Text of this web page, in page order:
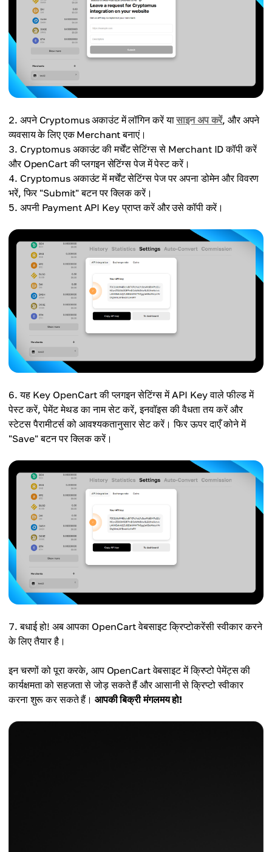
अपने Cryptomus अकाउंट में लॉगिन करें यासाइन अप करें, और अपने
व्यवसाय के लिए एक Merchant बनाएं।
Cryptomus अकाउंट की मर्चेंट सेटिंग्स से Merchant ID कॉपी करें
और OpenCart की प्लगइन सेटिंग्स पेज में पेस्ट करें।
Cryptomus अकाउंट में मर्चेंट सेटिंग्स पेज पर अपना डोमेन और विवरण
भरें, फिर "Submit" बटन पर क्लिक करें।
अपनी Payment API Key प्राप्त करें और उसे कॉपी करें।
यह Key OpenCart की प्लगइन सेटिंग्स में API Key वाले फील्ड में
पेस्ट करें, पेमेंट मेथड का नाम सेट करें, इनवॉइस की वैधता तय करें और
स्टेटस पैरामीटर्स को आवश्यकतानुसार सेट करें। फिर ऊपर दाएँ कोने में
"Save" बटन पर क्लिक करें।
बधाई हो! अब आपका OpenCart वेबसाइट क्रिप्टोकरेंसी स्वीकार करने
के लिए तैयार है।
इन चरणों को पूरा करके, आप OpenCart वेबसाइट में क्रिप्टो पेमेंट्स की
कार्यक्षमता को सहजता से जोड़ सकते हैं और आसानी से क्रिप्टो स्वीकार
करना शुरू कर सकते हैं। आपकी बिक्री मंगलमय हो!